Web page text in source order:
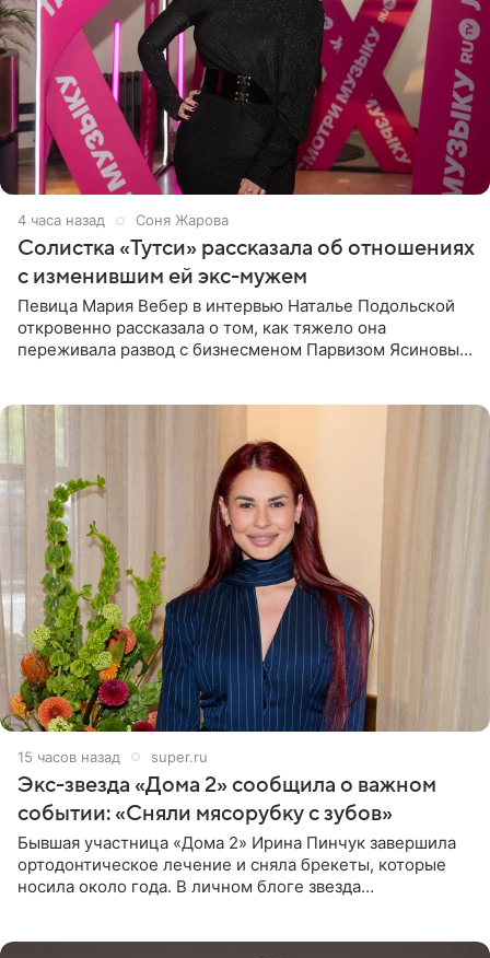
4 часа назад Соня Жарова
Солистка «Тутси» рассказала об отношениях
с изменившим ей экс-мужем
Певица Мария Вебер в интервью Наталье Подольской
откровенно рассказала о том, как тяжело она
переживала развод с бизнесменом Парвизом Ясиновым.
15 часов назад super.ru
Экс-звезда «Дома 2» сообщила о важном
событии: «Сняли мясорубку с зубов»
Бывшая участница «Дома 2» Ирина Пинчук завершила
ортодонтическое лечение и сняла брекеты, которые
носила около года. В личном блоге звезда